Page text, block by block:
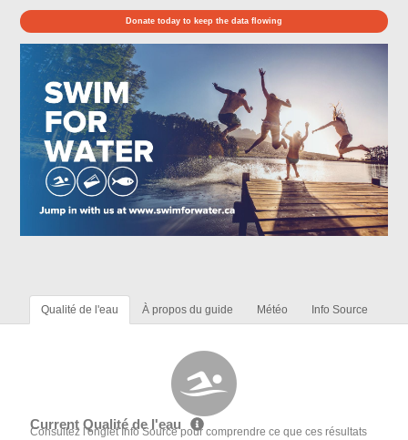
Donate today to keep the data flowing
Qualité de l'eau À propos du guide Météo Info Source
Current Qualité de l'eau
Consultez l'onglet Info Source pour comprendre ce que ces résultats